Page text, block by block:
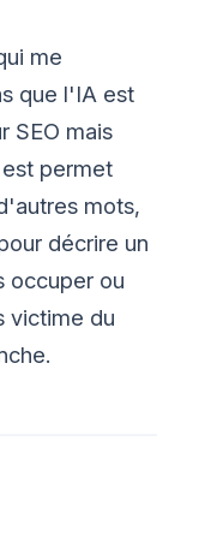
me
que l'IA est
SEO mais
permet
mots,
décrire un
occuper ou
victime du